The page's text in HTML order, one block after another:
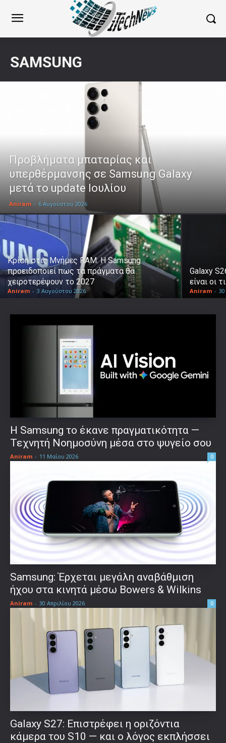
SAMSUNG
Προβλήματα μπαταρίας και
υπερθέρμανσης σε Samsung Galaxy
μετά το update Ιουλίου
Aniram - 6 Αυγούστου 2026
Κρίση στις Μνήμες RAM: Η Samsung
προειδοποιεί πως τα πράγματα θα
χειροτερέψουν το 2027
Aniram - 3 Αυγούστου 2026
Galaxy
είναι οι
Aniram -
Η Samsung το έκανε πραγματικότητα —
Τεχνητή Νοημοσύνη μέσα στο ψυγείο σου
Aniram - 11 Μαΐου 2026 0
Samsung: Έρχεται μεγάλη αναβάθμιση
ήχου στα κινητά μέσω Bowers & Wilkins
Aniram - 30 Απριλίου 2026 0
Galaxy S27: Επιστρέφει η οριζόντια
κάμερα του S10 — και ο λόγος εκπλήσσει